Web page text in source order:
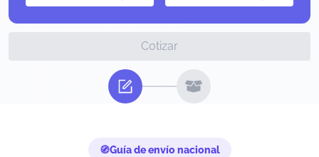
Cotizar
Guía de envío nacional